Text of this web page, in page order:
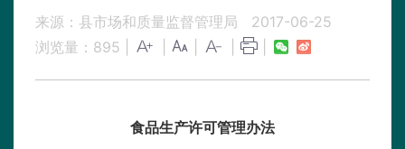
来源：县市场和质量监督管理局
2017-06-25
浏览量： 895
食品生产许可管理办法